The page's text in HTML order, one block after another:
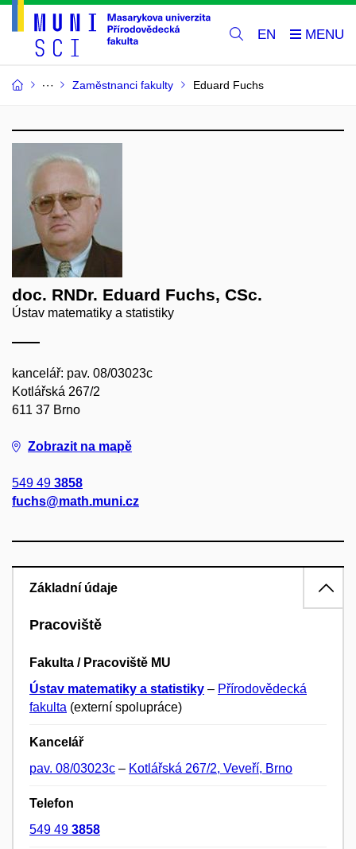
EN
Zaměstnanci fakulty Eduard Fuchs
doc. RNDr. Eduard Fuchs, CSc.
Ústav matematiky a statistiky
kancelář: pav. 08/03023c
Kotlářská 267/2
611 37 Brno
Zobrazit na mapě
549 49 3858
fuchs@math.muni.cz
Základní údaje
Pracoviště
Fakulta / Pracoviště MU
Ústav matematiky a statistiky – Přírodovědecká
fakulta (externí spolupráce)
Kancelář
pav. 08/03023c – Kotlářská 267/2, Veveří, Brno
Telefon
549 49 3858